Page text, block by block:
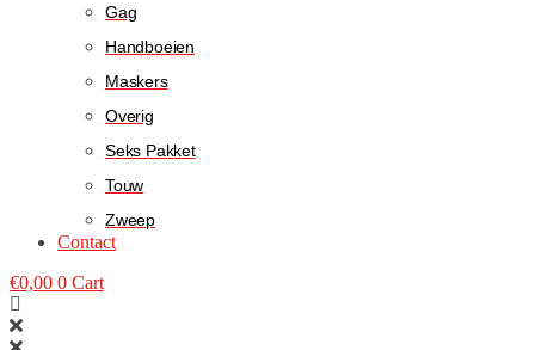
Gag
Handboeien
Maskers
Overig
Seks Pakket
Touw
Zweep
Contact
€0,00 0 Cart